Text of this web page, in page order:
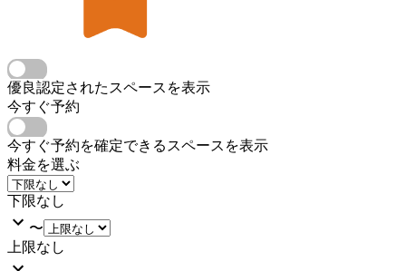
優良認定されたスペースを表示
今すぐ予約
今すぐ予約を確定できるスペースを表示
料金を選ぶ
下限なし
〜
上限なし